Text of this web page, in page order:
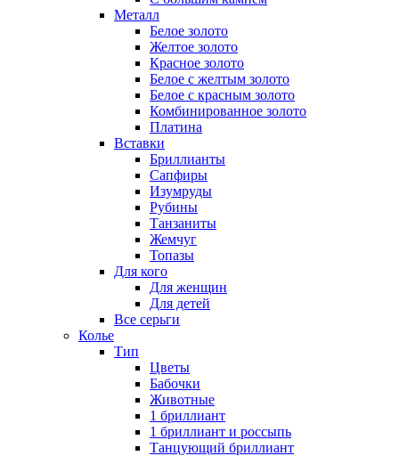
Металл
Белое золото
Желтое золото
Красное золото
Белое с желтым золото
Белое с красным золото
Комбинированное золото
Платина
Вставки
Бриллианты
Сапфиры
Изумруды
Рубины
Танзаниты
Жемчуг
Топазы
Для кого
Для женщин
Для детей
Все серьги
Колье
Тип
Цветы
Бабочки
Животные
1 бриллиант
1 бриллиант и россыпь
Танцующий бриллиант